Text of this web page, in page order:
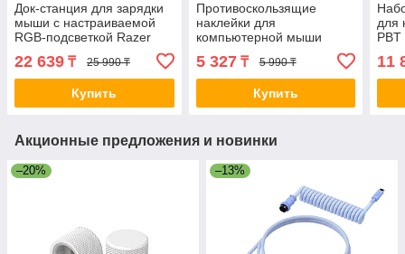
Док-станция для зарядки
мыши с настраиваемой
RGB-подсветкой Razer
Mouse Dock Chroma 2-
014951
22 639 ₸ 25 990 ₸
Купить
Противоскользящие
наклейки для
компьютерной мыши
Razer Mouse Grip Tape
Viper/Viper Ultimate 2-
017703
5 327₸ 5 990 ₸
Купить
для
11
Акционные предложения и новинки
–20% –13%